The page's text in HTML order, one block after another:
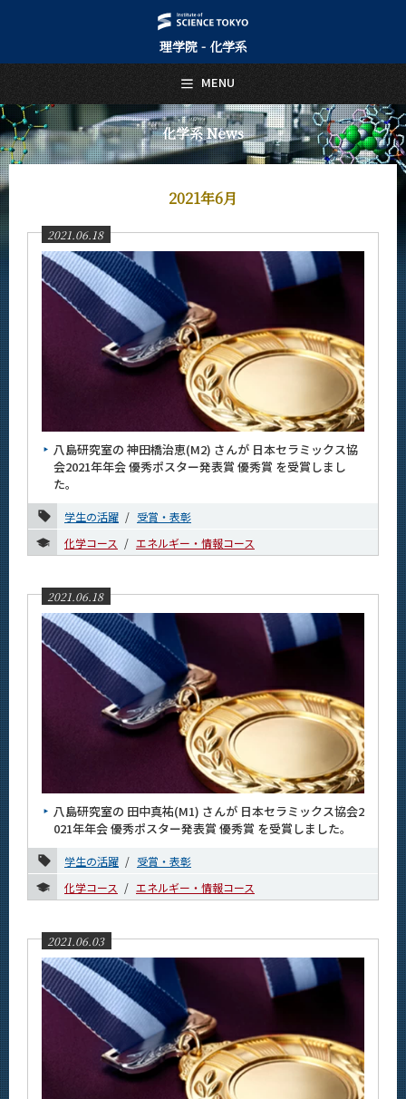
理学院 - 化学系
化学系 News
2021年6月
2021.06.18
八島研究室の 神田橋治恵(M2) さんが 日本セラミックス協
会2021年年会 優秀ポスター発表賞 優秀賞 を受賞しまし
た。
学生の活躍
受賞・表彰
化学コース
エネルギー・情報コース
2021.06.18
八島研究室の 田中真祐(M1) さんが 日本セラミックス協会2
021年年会 優秀ポスター発表賞 優秀賞 を受賞しました。
学生の活躍
受賞・表彰
化学コース
エネルギー・情報コース
2021.06.03
MENU
日本語 English
トップページ
Top Page
化学系について
About Us
教員・研究室
Faculty and Laboratories
未来
Future
Admissions
News 一覧
カテゴリ別
課程別
月別
2026年
2025年
2024年
2023年
2022年
12月
11月
6月
5月
4月
3月
1月